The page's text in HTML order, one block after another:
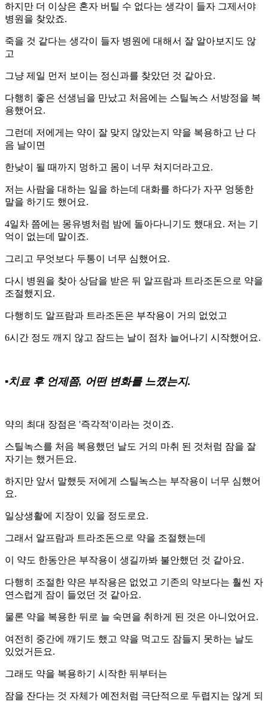
하지만 더 이상은 혼자 버틸 수 없다는 생각이 들자 그제서야
병원을 찾았죠.
죽을 것 같다는 생각이 들자 병원에 대해서 잘 알아보지도 않
고
그냥 제일 먼저 보이는 정신과를 찾았던 것 같아요.
다행히 좋은 선생님을 만났고 처음에는 스틸녹스 서방정을 복
용했어요.
그런데 저에게는 약이 잘 맞지 않았는지 약을 복용하고 난 다
음 날이면
한낮이 될 때까지 멍하고 몸이 너무 쳐지더라고요.
저는 사람을 대하는 일을 하는데 대화를 하다가 자꾸 엉뚱한
말을 하기도 했어요.
4일차 쯤에는 몽유병처럼 밤에 돌아다니기도 했대요. 저는 기
억이 없는데 말이죠.
그리고 무엇보다 두통이 너무 심했어요.
다시 병원을 찾아 상담을 받은 뒤 알프람과 트라조돈으로 약을
조절했지요.
다행히도 알프람과 트라조돈은 부작용이 거의 없었고
6시간 정도 깨지 않고 잠드는 날이 점차 늘어나기 시작했어요.
▪️치료 후 언제쯤, 어떤 변화를 느꼈는지.
약의 최대 장점은 '즉각적'이라는 것이죠.
스틸녹스를 처음 복용했던 날도 거의 마취 된 것처럼 잠을 잘
자기는 했거든요.
하지만 앞서 말했듯 저에게 스틸녹스는 부작용이 너무 심했어
요.
일상생활에 지장이 있을 정도로요.
그래서 알프람과 트라조돈으로 약을 조절했는데
이 약도 한동안은 부작용이 생길까봐 불안했던 것 같아요.
다행히 조절한 약은 부작용은 없었고 기존의 약보다는 훨씬 자
연스럽게 잠이 들었던 것 같아요.
물론 약을 복용한 뒤로 늘 숙면을 취하게 된 것은 아니었어요.
여전히 중간에 깨기도 했고 약을 먹고도 잠들지 못하는 날도
있었거든요.
그래도 약을 복용하기 시작한 뒤부터는
잠을 잔다는 것 자체가 예전처럼 극단적으로 두렵지는 않게 되